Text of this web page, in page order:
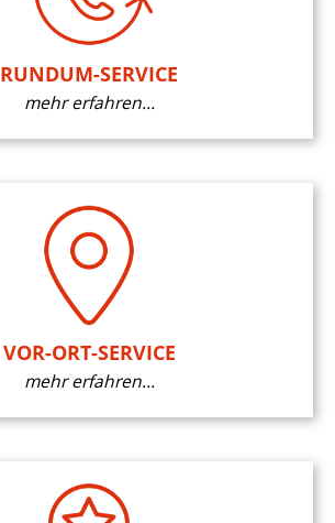
RUNDUM-SERVICE
mehr erfahren...
VOR-ORT-SERVICE
mehr erfahren...